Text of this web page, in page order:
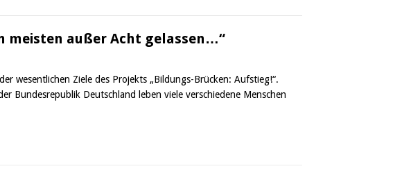
meisten außer Acht gelassen…“
wesentlichen Ziele des Projekts „Bildungs-Brücken: Aufstieg!“.
Bundesrepublik Deutschland leben viele verschiedene Menschen